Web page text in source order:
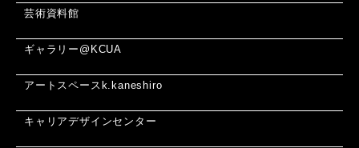
芸術資料館
ギャラリー@KCUA
アートスペースk.kaneshiro
キャリアデザインセンター